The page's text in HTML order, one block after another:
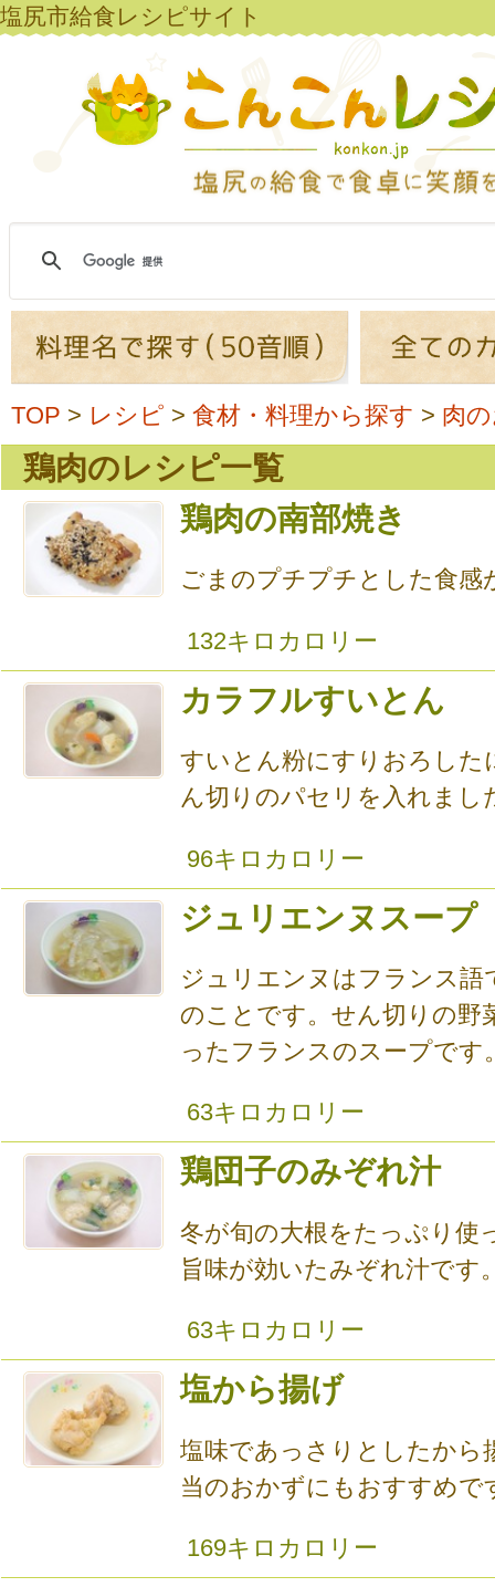
塩尻市給食レシピサイト
TOP > レシピ > 食材・料理から探す > 肉
鶏肉のレシピ一覧
鶏肉の南部焼き
ごまのプチプチとした食感
132キロカロリー
カラフルすいとん
すいとん粉にすりおろした
ん切りのパセリを入れまし
96キロカロリー
ジュリエンヌスープ
ジュリエンヌはフランス語
のことです。せん切りの野
ったフランスのスープです
63キロカロリー
鶏団子のみぞれ汁
冬が旬の大根をたっぷり使
旨味が効いたみぞれ汁です
63キロカロリー
塩から揚げ
塩味であっさりとしたから
当のおかずにもおすすめで
169キロカロリー